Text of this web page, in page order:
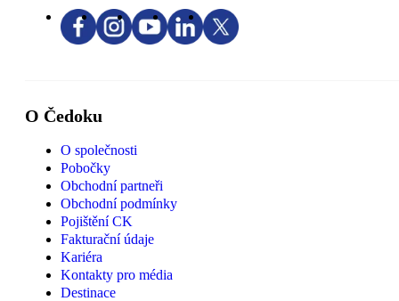
O Čedoku
O společnosti
Pobočky
Obchodní partneři
Obchodní podmínky
Pojištění CK
Fakturační údaje
Kariéra
Kontakty pro média
Destinace